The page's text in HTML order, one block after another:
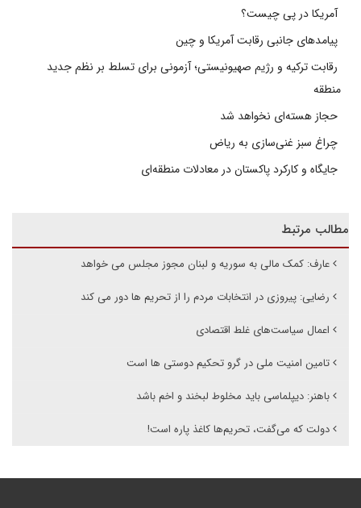
آمریکا در پی چیست؟
پیامدهای جانبی رقابت آمریکا و چین
رقابت ترکیه و رژیم صهیونیستی؛ آزمونی برای تسلط بر نظم جدید
منطقه
حجاز هسته‌ای نخواهد شد
چراغ سبز غنی‌سازی به ریاض
جایگاه و کارکرد پاکستان در معادلات منطقه‌ای
مطالب مرتبط
عارف: کمک مالی به سوریه و لبنان مجوز مجلس می خواهد
رضایی: پیروزی در انتخابات مردم را از تحریم ها دور می کند
اعمال سیاست‌های غلط اقتصادی
تامین امنیت ملی در گرو تحکیم دوستی ها است
باهنر: دیپلماسی باید مخلوط لبخند و اخم باشد
دولت که می‌گفت، تحریم‌ها کاغذ پاره است!